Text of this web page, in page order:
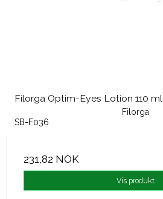
Filorga Optim-Eyes Lotion 110 ml
Filorga
SB-F036
231,82 NOK
Vis produkt